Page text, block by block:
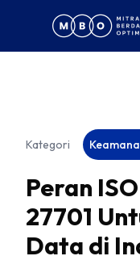
Kategori
Peran
27701
Data di